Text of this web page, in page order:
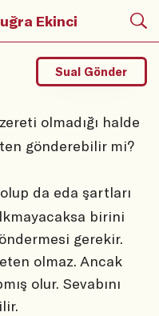
Ekinci
olmadığı halde
gönderebilir mi?
Sual Gönder
da eda şartları
birini
gerekir.
olmaz. Ancak
olur. Sevabını